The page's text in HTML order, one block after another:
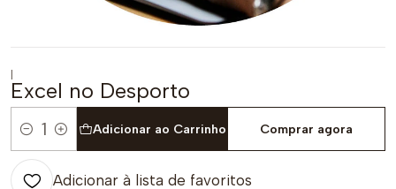
|
Excel no Desporto
Quantidade
Adicionar ao Carrinho Comprar agora
Adicionar à lista de favoritos